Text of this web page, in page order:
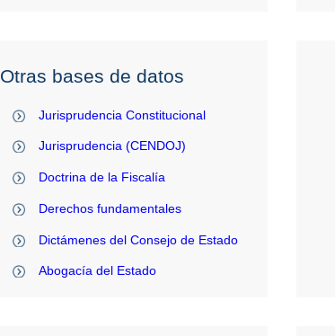
Otras bases de datos
Jurisprudencia Constitucional
Jurisprudencia (CENDOJ)
Doctrina de la Fiscalía
Derechos fundamentales
Dictámenes del Consejo de Estado
Abogacía del Estado